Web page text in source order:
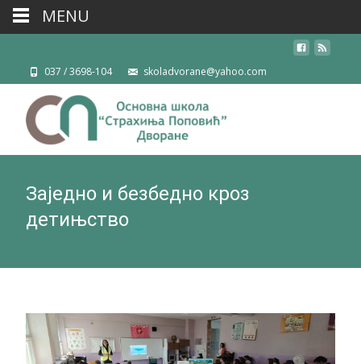
037 / 3698-104 skoladvorane@yahoo.com
Заједно и безбедно кроз
детињство
MENU